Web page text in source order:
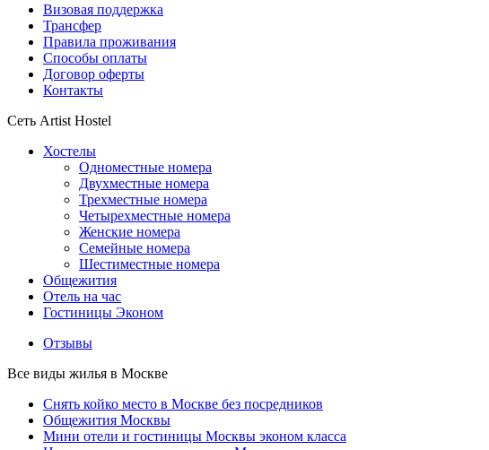
Визовая поддержка
Трансфер
Правила проживания
Способы оплаты
Договор оферты
Контакты
Сеть Artist Hostel
Хостелы
Одноместные номера
Двухместные номера
Трехместные номера
Четырехместные номера
Женские номера
Семейные номера
Шестиместные номера
Общежития
Отель на час
Гостиницы Эконом
Отзывы
Все виды жилья в Москве
Снять койко место в Москве без посредников
Общежития Москвы
Мини отели и гостиницы Москвы эконом класса